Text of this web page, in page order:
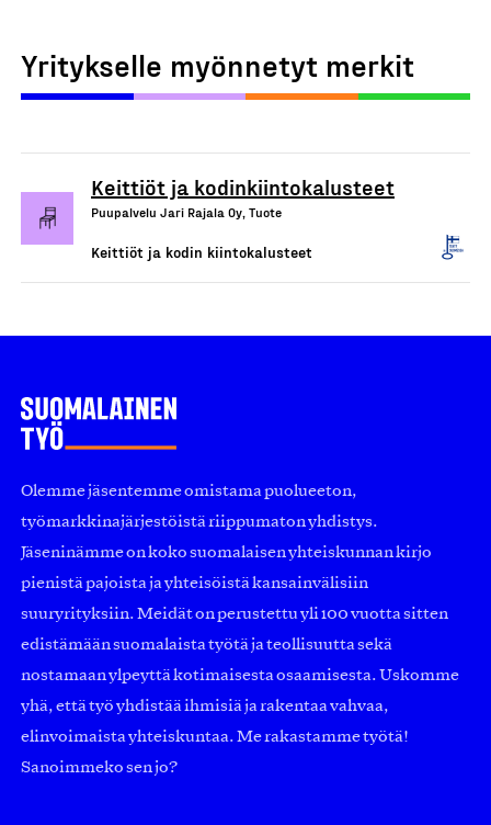
Yritykselle myönnetyt merkit
Keittiöt ja kodinkiintokalusteet
Puupalvelu Jari Rajala Oy, Tuote
Keittiöt ja kodin kiintokalusteet
Olemme jäsentemme omistama puolueeton,
työmarkkinajärjestöistä riippumaton yhdistys.
Jäseninämme on koko suomalaisen yhteiskunnan kirjo
pienistä pajoista ja yhteisöistä kansainvälisiin
suuryrityksiin. Meidät on perustettu yli 100 vuotta sitten
edistämään suomalaista työtä ja teollisuutta sekä
nostamaan ylpeyttä kotimaisesta osaamisesta. Uskomme
yhä, että työ yhdistää ihmisiä ja rakentaa vahvaa,
elinvoimaista yhteiskuntaa. Me rakastamme työtä!
Sanoimmeko sen jo?